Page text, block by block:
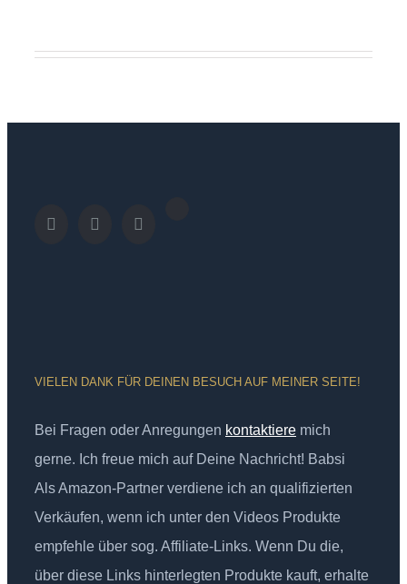
VIELEN DANK FÜR DEINEN BESUCH AUF MEINER SEITE!
Bei Fragen oder Anregungen kontaktiere mich
gerne. Ich freue mich auf Deine Nachricht! Babsi
Als Amazon-Partner verdiene ich an qualifizierten
Verkäufen, wenn ich unter den Videos Produkte
empfehle über sog. Affiliate-Links. Wenn Du die,
über diese Links hinterlegten Produkte kauft, erhalte